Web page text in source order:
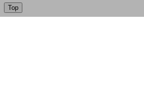
Top